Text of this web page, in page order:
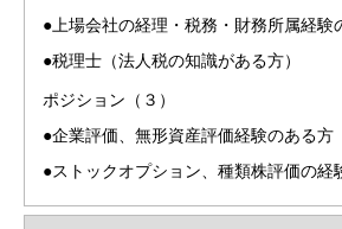
●上場会社の経理・税務・財務所属経験
●税理士（法人税の知識がある方）
ポジション（３）
●企業評価、無形資産評価経験のある方
●ストックオプション、種類株評価の経